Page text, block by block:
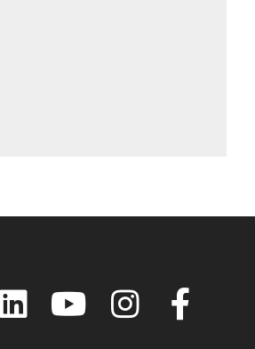
LinkedIn YouTube Instagram